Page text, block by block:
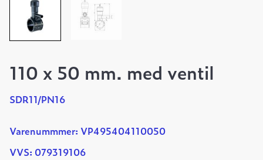
110 x 50 mm. med ventil
SDR11/PN16
Varenummmer: VP495404110050
VVS: 079319106